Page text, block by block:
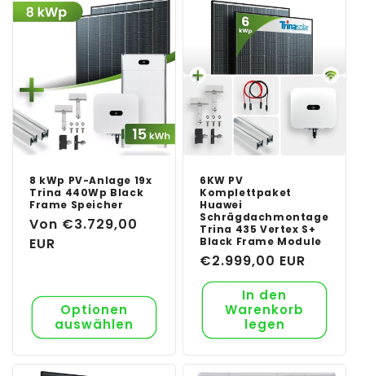
8 kWp PV-Anlage 19x
Trina 440Wp Black
Frame Speicher
Normaler
Preis
Von €3.729,00
EUR
Optionen
auswählen
6KW PV
Komplettpaket
Huawei
Schrägdachmontage
Trina 435 Vertex S+
Black Frame Module
Normaler
Preis
€2.999,00 EUR
In den
Warenkorb
legen